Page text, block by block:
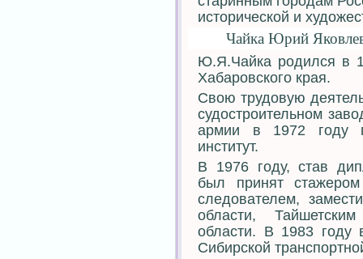
исторической и
Чайка Юрий
Ю.Я.Чайка родился в
Хабаровского края.
Свою трудовую
судостроительном
армии в 1972 году
институт.
В 1976 году, став
был принят
следователем,
области,
области. В 1983 году
Сибирской